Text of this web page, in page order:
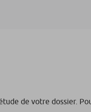
de votre dossier.